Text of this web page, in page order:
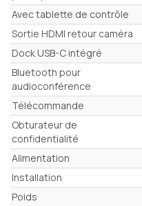
Avec tablette de contrôle
Sortie HDMI retour caméra
Dock USB-C intégré
Bluetooth pour
audioconférence
Télécommande
Obturateur de
confidentialité
Alimentation
Installation
Poids